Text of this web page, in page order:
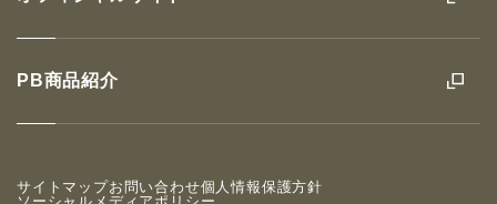
PB商品紹介
サイトマップお問い合わせ個人情報保護方針